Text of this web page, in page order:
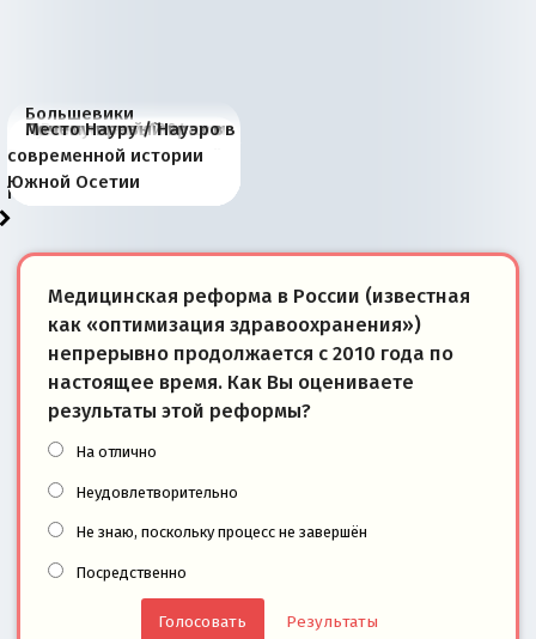
Большевики
отличаются от «Яблока»
тем, что они -
победители
Киевская марионетка
Запада рассказала о
«переобувании» хозяев
В России назрели
перемены: 15 шагов к
суверенной экономике
Миграционный пожар
Европы
Россия начинает
сбрасывать балласт
Анкориджа
Россия зимой 1904
года: первые уступки во
внутренней политике
Русская нация вчера и
сегодня
Почему правый крах в
Варшаве не поможет её
отношениям с Россией?
Место Науру / Науэро в
современной истории
Южной Осетии
Медицинская реформа в России (известная
как «оптимизация здравоохранения»)
непрерывно продолжается с 2010 года по
настоящее время. Как Вы оцениваете
результаты этой реформы?
На отлично
Неудовлетворительно
Не знаю, поскольку процесс не завершён
Посредственно
Результаты